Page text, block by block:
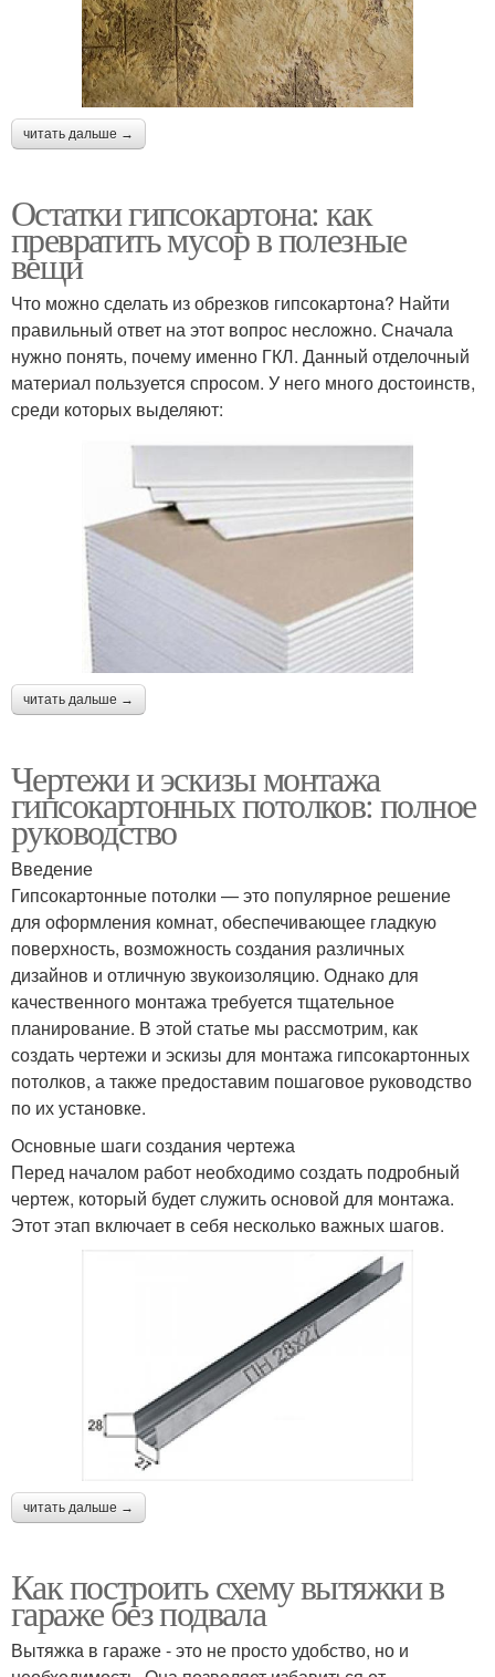
читать дальше →
Остатки гипсокартона: как
превратить мусор в полезные
вещи
Что можно сделать из обрезков гипсокартона? Найти
правильный ответ на этот вопрос несложно. Сначала
нужно понять, почему именно ГКЛ. Данный отделочный
материал пользуется спросом. У него много достоинств,
среди которых выделяют:
читать дальше →
Чертежи и эскизы монтажа
гипсокартонных потолков: полное
руководство
Введение
Гипсокартонные потолки — это популярное решение
для оформления комнат, обеспечивающее гладкую
поверхность, возможность создания различных
дизайнов и отличную звукоизоляцию. Однако для
качественного монтажа требуется тщательное
планирование. В этой статье мы рассмотрим, как
создать чертежи и эскизы для монтажа гипсокартонных
потолков, а также предоставим пошаговое руководство
по их установке.
Основные шаги создания чертежа
Перед началом работ необходимо создать подробный
чертеж, который будет служить основой для монтажа.
Этот этап включает в себя несколько важных шагов.
читать дальше →
Как построить схему вытяжки в
гараже без подвала
Вытяжка в гараже - это не просто удобство, но и